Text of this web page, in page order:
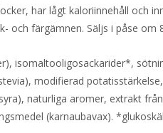
har lågt kaloriinnehåll och
och färgämnen. Säljs i påse om
isomaltooligosackarider*,
modifierad potatisstärkelse,
naturliga aromer, extrakt
(karnaubavax).